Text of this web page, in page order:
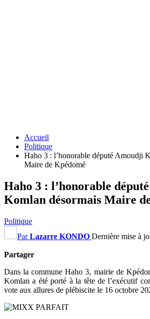
Accueil
Politique
Haho 3 : l’honorable député Amoudji
Maire de Kpédomé
Haho 3 : l’honorable
Komlan désormais Maire
Politique
ParLazarre KONDO Dernière mise à
Partager
Dans la commune Haho 3, mairie de
Komlan a été porté à la tête de l’exécutif
vote aux allures de plébiscite le 16 octobre